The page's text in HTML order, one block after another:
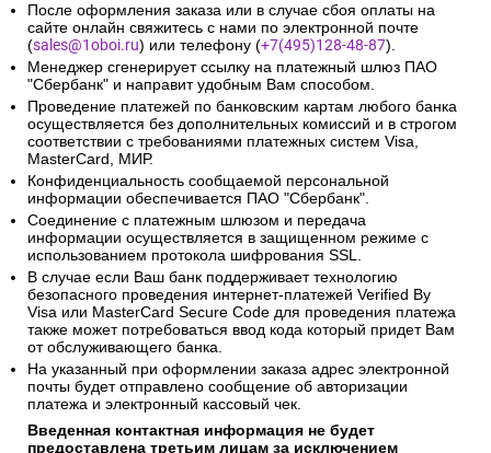
После оформления заказа или в случае сбоя оплаты на
сайте онлайн свяжитесь с нами по электронной почте
(sales@1oboi.ru) или телефону (+7(495)128-48-87).
Менеджер сгенерирует ссылку на платежный шлюз ПАО
"Сбербанк" и направит удобным Вам способом.
Проведение платежей по банковским картам любого банка
осуществляется без дополнительных комиссий и в строгом
соответствии с требованиями платежных систем Visa,
MasterCard, МИР.
Конфиденциальность сообщаемой персональной
информации обеспечивается ПАО "Сбербанк".
Соединение с платежным шлюзом и передача
информации осуществляется в защищенном режиме с
использованием протокола шифрования SSL.
В случае если Ваш банк поддерживает технологию
безопасного проведения интернет-платежей Verified By
Visa или MasterCard Secure Code для проведения платежа
также может потребоваться ввод кода который придет Вам
от обслуживающего банка.
На указанный при оформлении заказа адрес электронной
почты будет отправлено сообщение об авторизации
платежа и электронный кассовый чек.
Введенная контактная информация не будет
предоставлена третьим лицам за исключением